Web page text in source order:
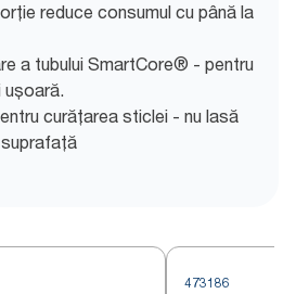
reduce consumul cu până la
a tubului SmartCore® - pentru
ușoară.
curățarea sticlei - nu lasă
473186